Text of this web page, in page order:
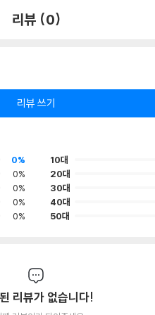
리뷰 (0)
리뷰 쓰기
0%
0%
0%
0%
0%
10대
20대
30대
40대
50대
리뷰가 없습니다!